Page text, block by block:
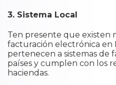
3. Sistema Local
Ten presente que existen
facturación electrónica en
pertenecen a sistemas de
países y cumplen con los
haciendas.